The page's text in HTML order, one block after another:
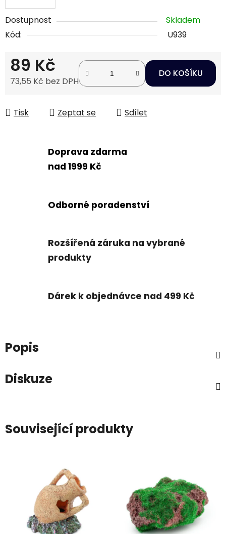
Dostupnost
Skladem
Kód:
U939
89 Kč
73,55 Kč bez DPH
DO KOŠÍKU
Tisk Zeptat se Sdílet
Doprava zdarma
nad 1999 Kč
Odborné poradenství
Rozšířená záruka na vybrané
produkty
Dárek k objednávce nad 499 Kč
Popis
Diskuze
Související produkty